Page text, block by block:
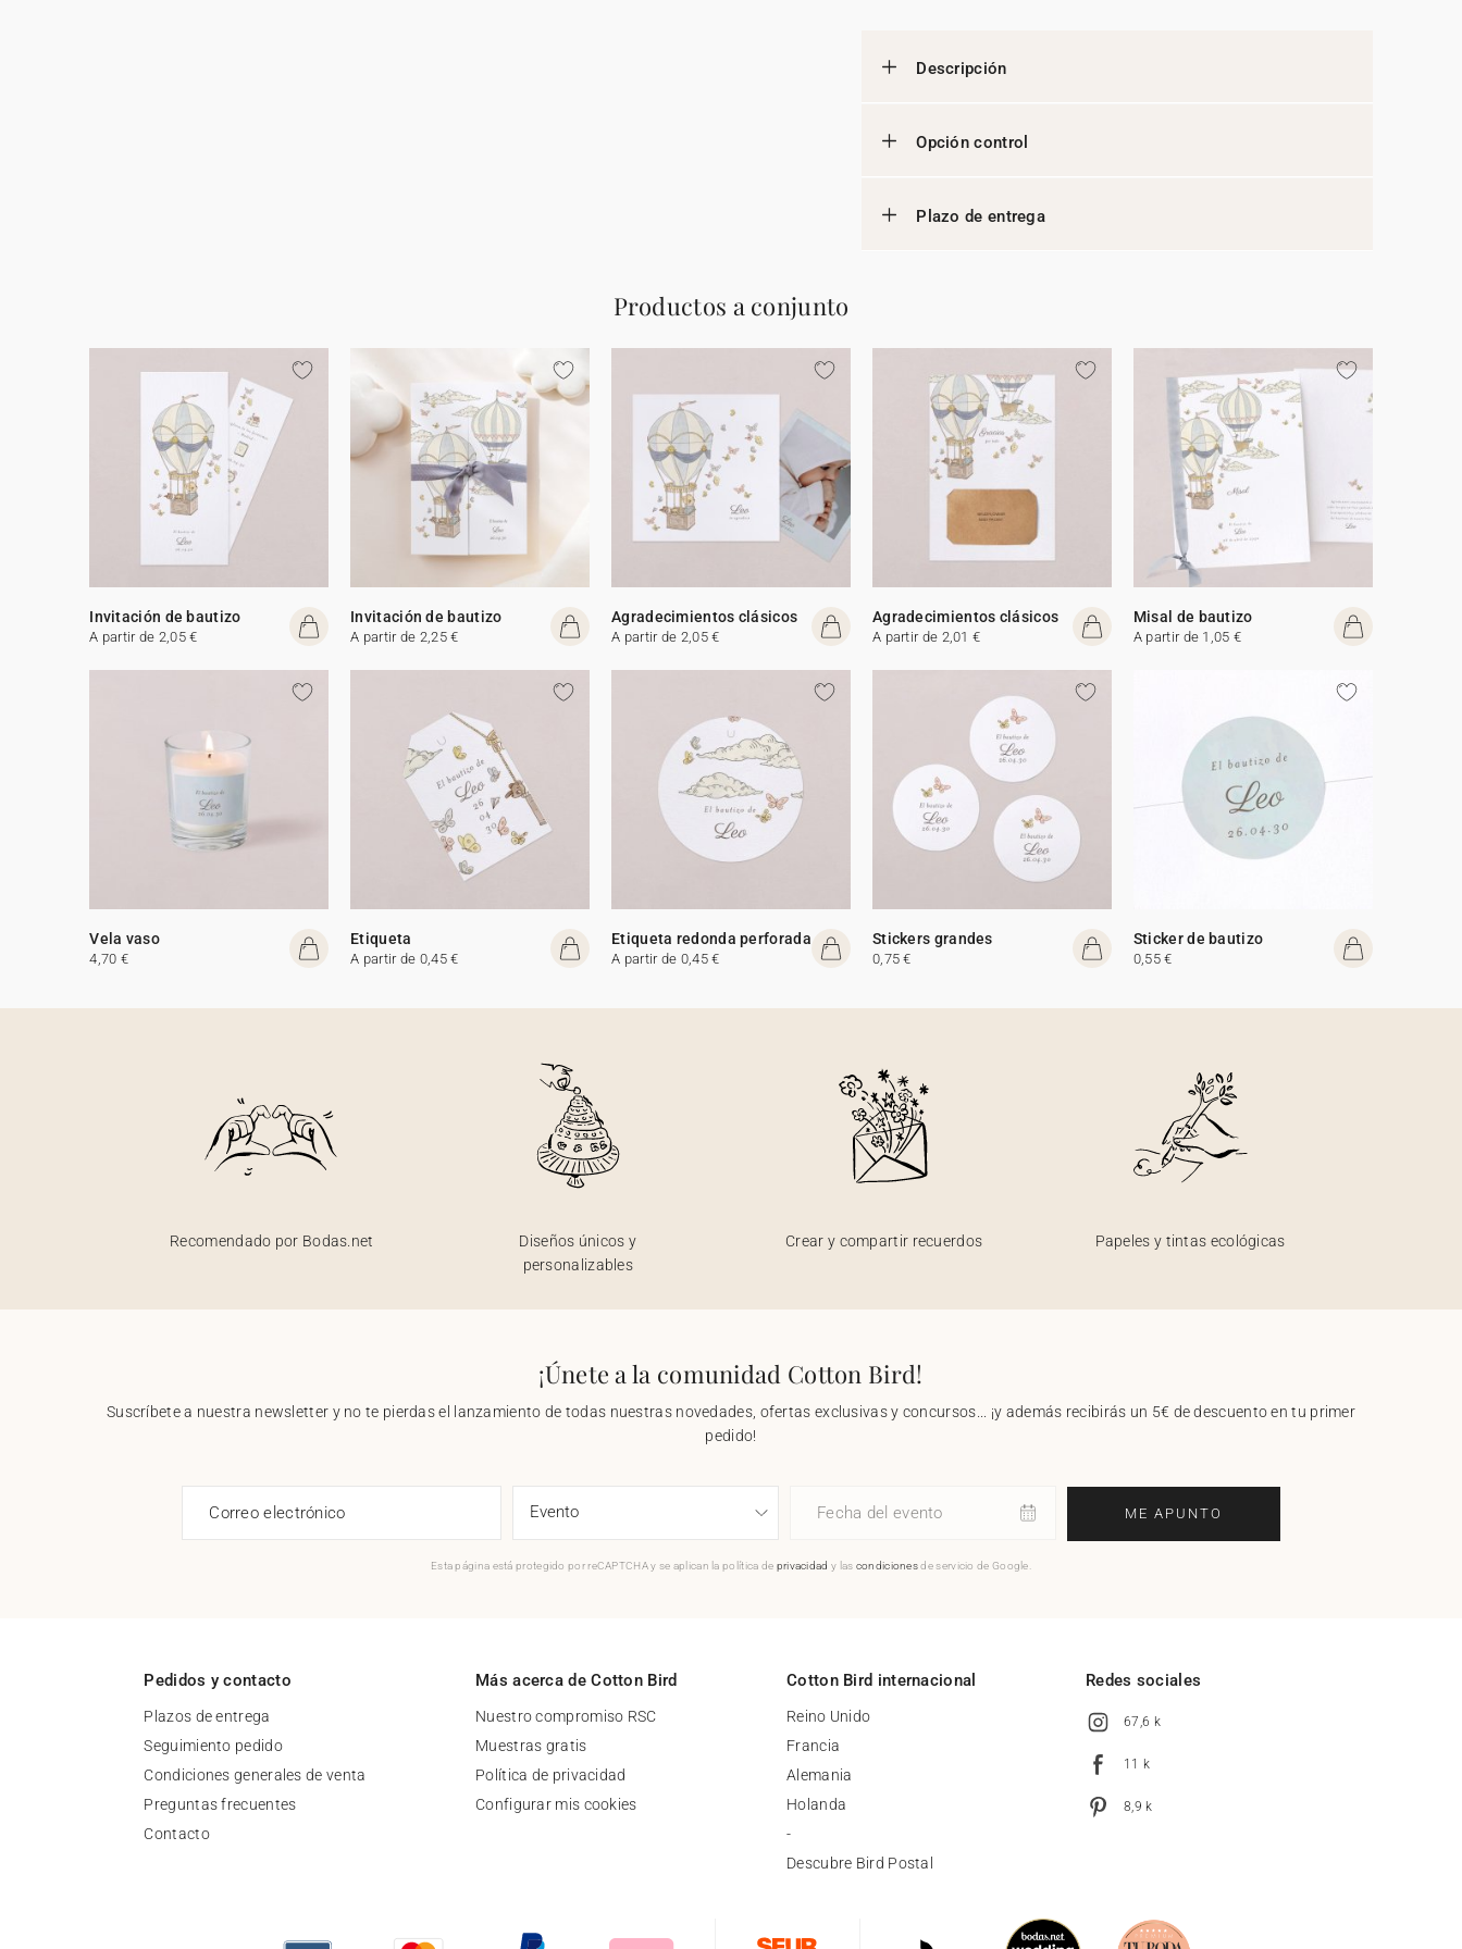
Descripción
Opción control
Plazo de entrega
Productos a conjunto
Invitación de bautizo
A partir de 2,05 €
Invitación de bautizo
A partir de 2,25 €
Agradecimientos clásicos
A partir de 2,05 €
Agradecimientos clásicos
A partir de 2,01 €
Misal de bautizo
A partir de 1,05 €
Vela vaso
4,70 €
Etiqueta
A partir de 0,45 €
Etiqueta redonda perforada
A partir de 0,45 €
Stickers grandes
0,75 €
Sticker de bautizo
0,55 €
Recomendado por Bodas.net
Diseños únicos y
personalizables
Crear y compartir recuerdos Papeles y tintas ecológicas
¡Únete a la comunidad Cotton Bird!
Suscríbete a nuestra newsletter y no te pierdas el lanzamiento de todas nuestras novedades, ofertas exclusivas y concursos... ¡y además recibirás un 5€ de descuento en tu primer
pedido!
Correo electrónico Fecha del evento ME APUNTO
Esta página está protegido por reCAPTCHA y se aplican la política de privacidad y las condicionesde servicio de Google.
Pedidos y contacto
Plazos de entrega
Seguimiento pedido
Condiciones generales de venta
Preguntas frecuentes
Contacto
Más acerca de Cotton Bird
Nuestro compromiso RSC
Muestras gratis
Política de privacidad
Configurar mis cookies
Cotton Bird internacional
Reino Unido
Francia
Alemania
Holanda
-
Descubre Bird Postal
Redes sociales
67,6 k
11 k
8,9 k